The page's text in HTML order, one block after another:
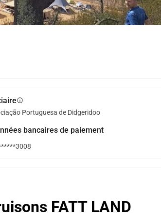
info
Portuguesa de Didgeridoo
bancaires de paiement
FATT LAND